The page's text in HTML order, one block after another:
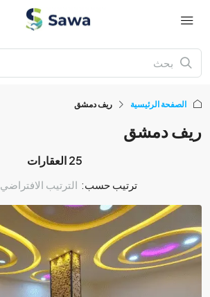
الصفحة الرئيسية ريف دمشق
ريف دمشق
25 العقارات
ترتيب حسب: الترتيب الافتراضي